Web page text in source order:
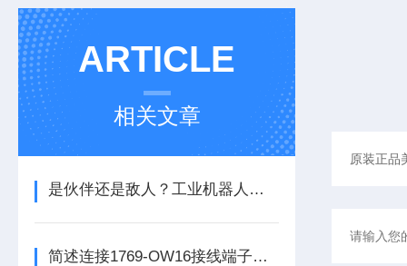
ARTICLE
相关文章
是伙伴还是敌人？工业机器人的未来之路
简述连接1769-OW16接线端子所需要注意的事项